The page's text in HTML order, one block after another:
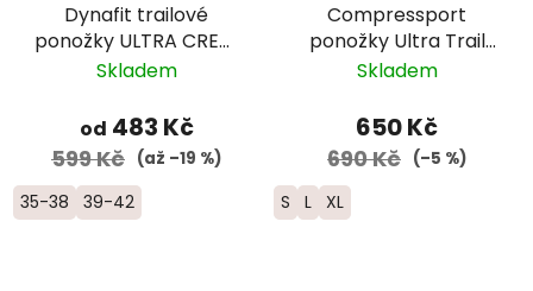
Dynafit trailové
ponožky ULTRA CREW
- šedá/růžová
Skladem
od 483 Kč
599 Kč (až –19 %)
35-38 39-42
Compressport
ponožky Ultra Trail
V2.0 - UTMB 2026 -
Skladem
650 Kč
690 Kč (–5 %)
S L XL